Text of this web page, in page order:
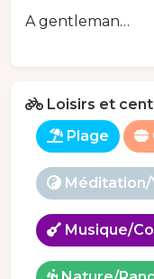
A gentleman…
Loisirs et
Plage
Méditation/
Musique/